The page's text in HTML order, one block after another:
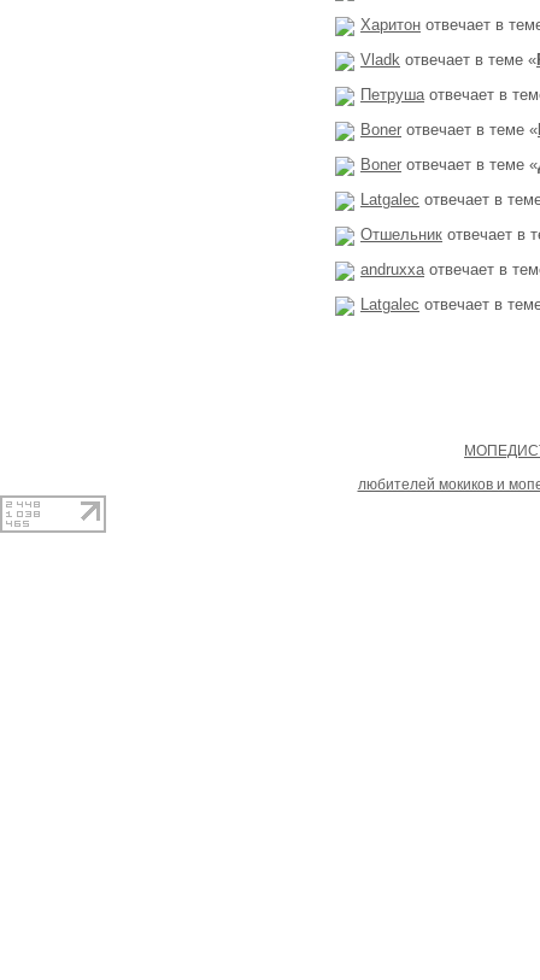
Харитон отвечает в
Vladk отвечает в теме «
Петрушаотвечает в
Boner отвечает в теме «
Boner отвечает в теме «
Latgalec отвечает в
Отшельник отвечает в
andruxxaотвечает в
Latgalec отвечает в
любителей мокиков и